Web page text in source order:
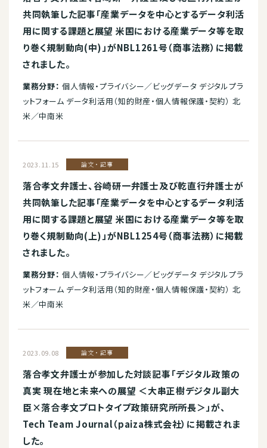
共同執筆した記事「産業データを中心とするデータ利活
用に関する課題と展望 米国における産業データ等を取
り巻く規制動向(中)」がNBL1261号（商事法務）に掲載
されました。
業務分野： 個人情報・プライバシー／ビッグデータ デジタルプラ
ットフォーム データ利活用（知的財産・個人情報保護・契約） 北
米／中南米
2023.11.15 論文・記事
落合孝文弁護士、谷崎研一弁護士及び乾直行弁護士が
共同執筆した記事「産業データを中心とするデータ利活
用に関する課題と展望 米国における産業データ等を取
り巻く規制動向(上)」がNBL1254号（商事法務）に掲載
されました。
業務分野： 個人情報・プライバシー／ビッグデータ デジタルプラ
ットフォーム データ利活用（知的財産・個人情報保護・契約） 北
米／中南米
2023.09.08 論文・記事
落合孝文弁護士が参加した対談記事「デジタル政策の
真実 現在地と未来への展望 ＜大串正樹デジタル副大
臣×落合孝文プロトタイプ政策研究所所長＞」が、
Tech Team Journal（paiza株式会社）に掲載されま
した。